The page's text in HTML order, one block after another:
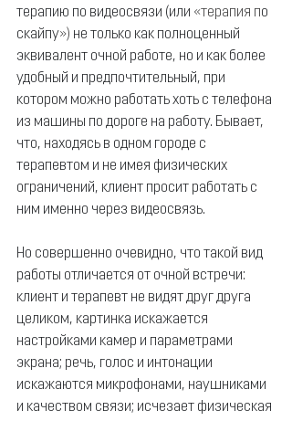
терапию по видеосвязи (или «терапия по
скайпу») не только как полноценный
эквивалент очной работе, но и как более
удобный и предпочтительный, при
котором можно работать хоть с телефона
из машины по дороге на работу. Бывает,
что, находясь в одном городе с
терапевтом и не имея физических
ограничений, клиент просит работать с
ним именно через видеосвязь.
Но совершенно очевидно, что такой вид
работы отличается от очной встречи:
клиент и терапевт не видят друг друга
целиком, картинка искажается
настройками камер и параметрами
экрана; речь, голос и интонации
искажаются микрофонами, наушниками
и качеством связи; исчезает физическая